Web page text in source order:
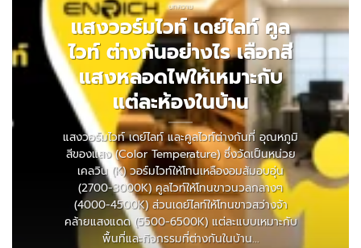
บทความ
แสงวอร์มไวท์ เดย์ไลท์ คูล
ไวท์ ต่างกันอย่างไร เลือกสี
แสงหลอดไฟให้เหมาะกับ
แต่ละห้องในบ้าน
แสงวอร์มไวท์ เดย์ไลท์ และคูลไวท์ต่างกันที่ อุณหภูมิ
สีของแสง (Color Temperature) ซึ่งวัดเป็นหน่วย
เคลวิน (K) วอร์มไวท์ให้โทนเหลืองอมส้มอบอุ่น
(2700-3000K) คูลไวท์ให้โทนขาวนวลกลางๆ
(4000-4500K) ส่วนเดย์ไลท์ให้โทนขาวสว่างจ้า
คล้ายแสงแดด (5500-6500K) แต่ละแบบเหมาะกับ
พื้นที่และกิจกรรมที่ต่างกันในบ้าน...